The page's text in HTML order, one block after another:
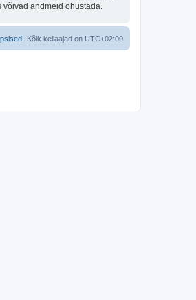
andmeid ohustada.
Kõik kellaajad on UTC+02:00